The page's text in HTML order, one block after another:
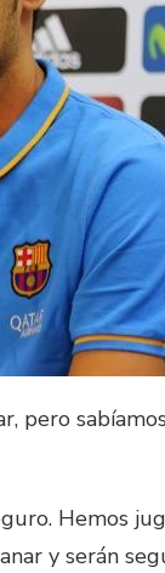
pero
Hemos
y serán